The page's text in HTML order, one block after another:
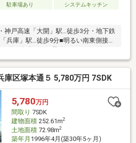
駐車場あり
システムキッチン
神戸高速「大開」駅…徒歩3分・地下鉄
兵庫」駅…徒歩9分■明るい南東側接
の事務所（倉庫）にはミニキッチンと
など、収納スペースも豊富。■2階に
生活同線良好な間取り！■リフォーム
！＜その他周辺環境＞・市立兵庫大開
中学校…徒歩11分・モーツァルトりた
パー…徒歩3分・セブンイレブン…徒歩
庫区塚本通５ 5,780万円 7SDK
5,780万円
間取り 7SDK
建物面積252.61m2
土地面積72.98m2
築年月 1996年4月(築30年5ヶ月)